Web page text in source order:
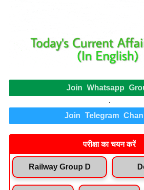
Join Whatsapp
.
Join Telegram
परीक्षा का चयन करें
Railway Group D